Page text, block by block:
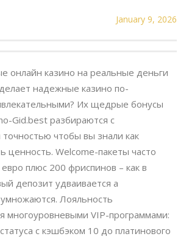
January 9, 2026
онлайн казино на реальные деньги
надежные казино по-
Их щедрые бонусы
Gid.best разбираются с
чтобы вы знали как
ценность. Welcome-пакеты часто
плюс 200 фриспинов – как в
депозит удваивается а
Лояльность
многоуровневыми VIP-программами:
с кэшбэком 10 до платинового